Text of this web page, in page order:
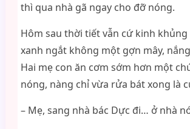
thì qua nhà gã ngay cho đỡ nóng.
Hôm sau thời tiết vẫn cứ kinh
xanh ngắt không một gợn mây,
Hai mẹ con ăn cơm sớm hơn một
nóng, nàng chỉ vừa rửa bát xong là
– Mẹ, sang nhà bác Dực đi… ở nhà